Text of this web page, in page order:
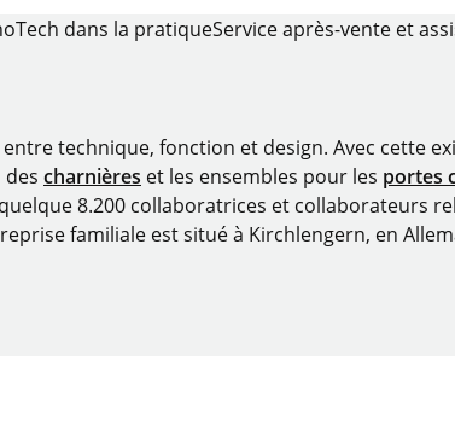
dans la pratiqueService après-vente et
technique, fonction et design. Avec cette
des charnières et les ensembles pour les portes
8.200 collaboratrices et collaborateurs
familiale est situé à Kirchlengern, en